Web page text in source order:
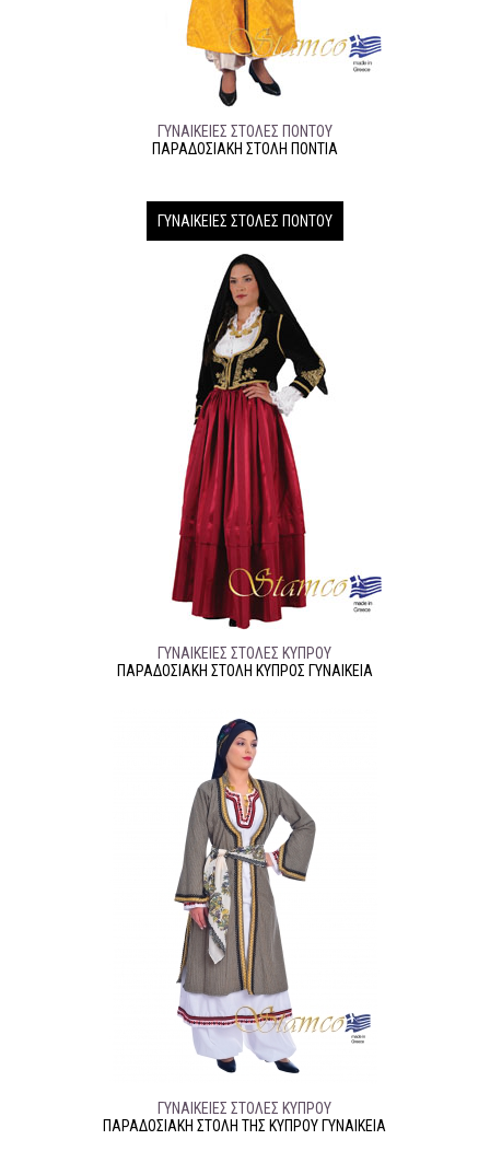
ΓΥΝΑΙΚΕΊΕΣ ΣΤΟΛΈΣ ΠΌΝΤΟΥ
ΠΑΡΑΔΟΣΙΑΚΉ ΣΤΟΛΉ ΠΟΝΤΙΑ
ΓΥΝΑΙΚΕΊΕΣ ΣΤΟΛΈΣ ΠΌΝΤΟΥ
ΓΥΝΑΙΚΕΊΕΣ ΣΤΟΛΈΣ ΚΎΠΡΟΥ
ΠΑΡΑΔΟΣΙΑΚΉ ΣΤΟΛΉ ΚΥΠΡΟΣ ΓΥΝΑΙΚΕΙΑ
ΓΥΝΑΙΚΕΊΕΣ ΣΤΟΛΈΣ ΚΎΠΡΟΥ
ΠΑΡΑΔΟΣΙΑΚΉ ΣΤΟΛΉ ΤΗΣ ΚΎΠΡΟΥ ΓΥΝΑΙΚΕΊΑ